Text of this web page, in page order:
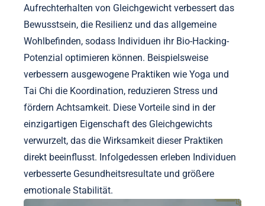
Aufrechterhalten von Gleichgewicht verbessert das
Bewusstsein, die Resilienz und das allgemeine
Wohlbefinden, sodass Individuen ihr Bio-Hacking-
Potenzial optimieren können. Beispielsweise
verbessern ausgewogene Praktiken wie Yoga und
Tai Chi die Koordination, reduzieren Stress und
fördern Achtsamkeit. Diese Vorteile sind in der
einzigartigen Eigenschaft des Gleichgewichts
verwurzelt, das die Wirksamkeit dieser Praktiken
direkt beeinflusst. Infolgedessen erleben Individuen
verbesserte Gesundheitsresultate und größere
emotionale Stabilität.